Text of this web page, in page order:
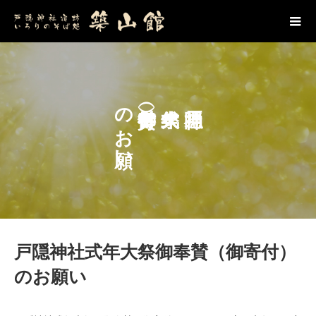
のお願い
戸隠神社式年大祭御奉賛（御寄付）
のお願い